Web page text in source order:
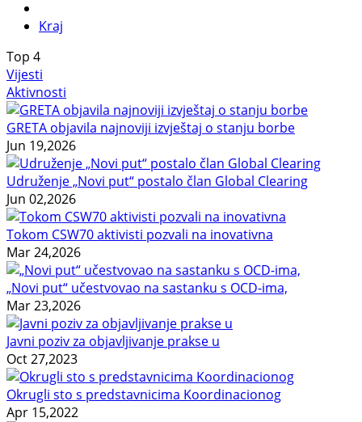
Kraj
Top 4
Vijesti
Aktivnosti
GRETA objavila najnoviji izvještaj o stanju borbe
Jun 19,2026
Udruženje „Novi put“ postalo član Global Clearing
Jun 02,2026
Tokom CSW70 aktivisti pozvali na inovativna
Mar 24,2026
„Novi put“ učestvovao na sastanku s OCD-ima,
Mar 23,2026
Javni poziv za objavljivanje prakse u
Oct 27,2023
Okrugli sto s predstavnicima Koordinacionog
Apr 15,2022